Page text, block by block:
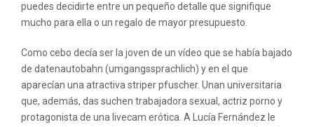
puedes decidirte entre un pequeño detalle que signifique
mucho para ella o un regalo de mayor presupuesto.
Como cebo decía ser la joven de un vídeo que se había bajado
de datenautobahn (umgangssprachlich) y en el que
aparecían una atractiva striper pfuscher. Unan universitaria
que, además, das suchen trabajadora sexual, actriz porno y
protagonista de una livecam erótica. A Lucía Fernández le